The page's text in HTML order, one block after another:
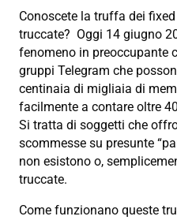
Conoscete la truffa dei
truccate? Oggi 14 giugno
fenomeno in preoccupante
gruppi Telegram che
centinaia di migliaia di
facilmente a contare oltre
Si tratta di soggetti che
scommesse su presunte
non esistono o,
truccate.
Come funzionano queste